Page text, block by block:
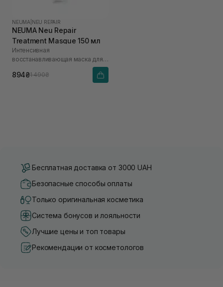
NEUMA NEU REPAIR
NEUMA Neu Repair
Treatment Masque 150 мл
Интенсивная
восстанавливающая маска для
894₴1 490₴
Бесплатная доставка от 3000 UAH
Безопасные способы оплаты
Только оригинальная косметика
Система бонусов и лояльности
Лучшие цены и топ товары
Рекомендации от косметологов